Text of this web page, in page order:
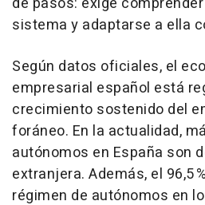
sistema y adaptarse a ella
Según datos oficiales, el
empresarial español está
crecimiento sostenido del
foráneo. En la actualidad,
autónomos en España son
extranjera. Además, el 96,5
régimen de autónomos en